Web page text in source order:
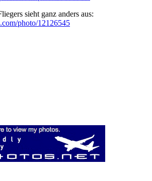
sieht ganz anders aus:
photo/12126545